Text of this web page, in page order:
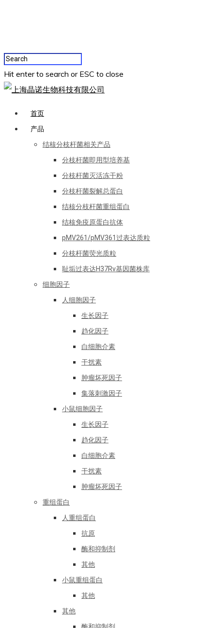
Hit enter to search or ESC to close
首页
产品
结核分枝杆菌相关产品
分枝杆菌即用型培养基
分枝杆菌灭活冻干粉
分枝杆菌裂解总蛋白
结核分枝杆菌重组蛋白
结核免疫原蛋白抗体
pMV261/pMV361过表达质粒
分枝杆菌荧光质粒
耻垢过表达H37Rv基因菌株库
细胞因子
人细胞因子
生长因子
趋化因子
白细胞介素
干扰素
肿瘤坏死因子
集落刺激因子
小鼠细胞因子
生长因子
趋化因子
白细胞介素
干扰素
肿瘤坏死因子
重组蛋白
人重组蛋白
抗原
酶和抑制剂
其他
小鼠重组蛋白
其他
其他